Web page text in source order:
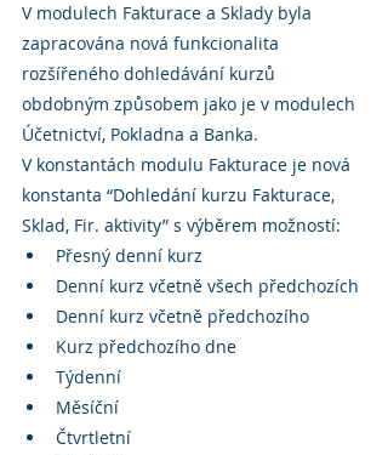
V modulech Fakturace a Sklady byla
zapracována nová funkcionalita
rozšířeného dohledávání kurzů
obdobným způsobem jako je v modulech
Účetnictví, Pokladna a Banka.
V konstantách modulu Fakturace je nová
konstanta “Dohledání kurzu Fakturace,
Sklad, Fir. aktivity” s výběrem možností:
Přesný denní kurz
Denní kurz včetně všech předchozích
Denní kurz včetně předchozího
Kurz předchozího dne
Týdenní
Měsíční
Čtvrtletní